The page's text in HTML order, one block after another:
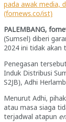
pada awak media,
(fornews.co/ist)
PALEMBANG,
(Sumsel) diberi
2024 ini tidak akan
Penegasan
Induk Distribusi
S2JB), Adhi
Menurut Adhi,
atau masa siaga
terjadwal atapun